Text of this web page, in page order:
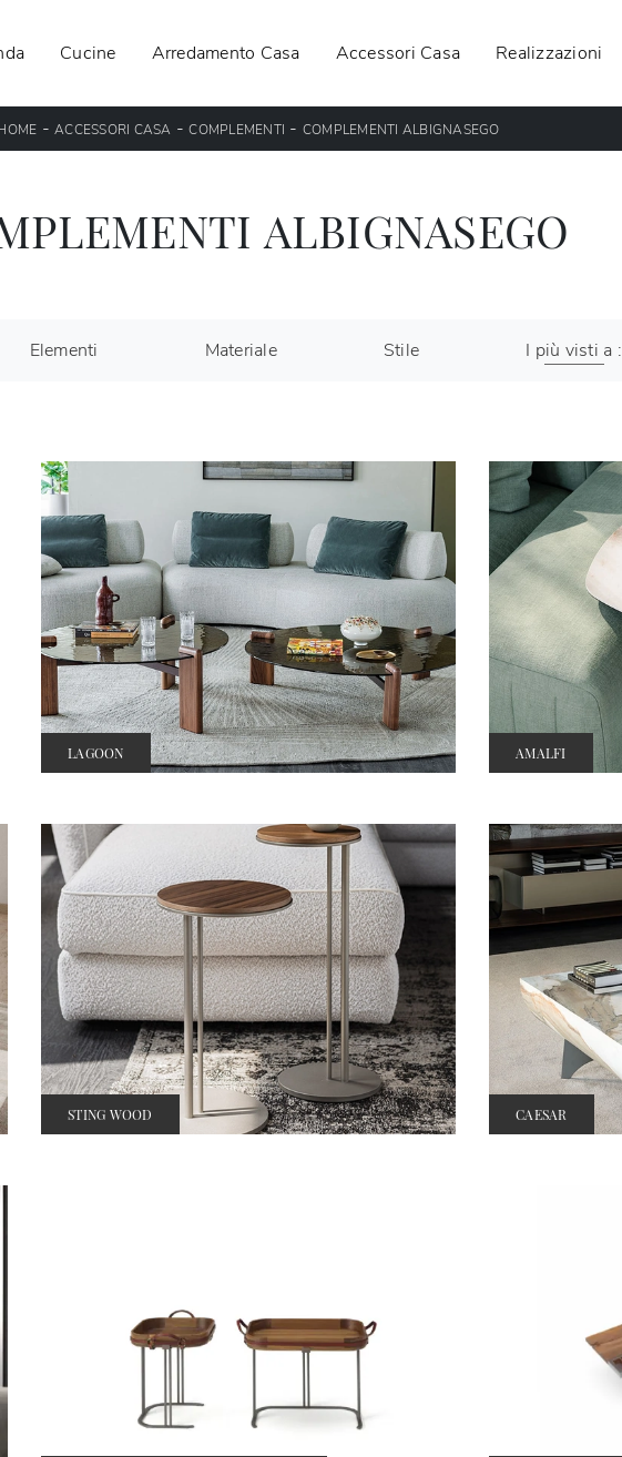
Cucine Arredamento Casa Accessori Casa Realizzazioni
-ACCESSORI CASA -COMPLEMENTI - COMPLEMENTI ALBIGNASEGO
ALBIGNASEGO
Elementi Materiale Stile I più visti a :
LAGOON AMALFI
STING WOOD CAESAR